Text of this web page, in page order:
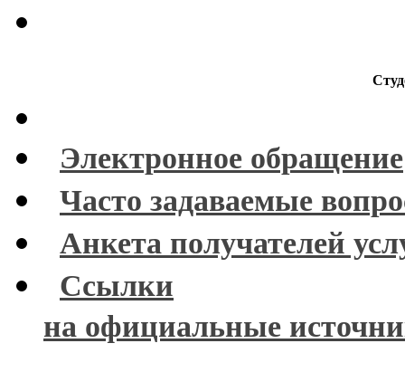
Электронное обращение
Часто задаваемые
Анкета получателей
Ссылки
на официальные